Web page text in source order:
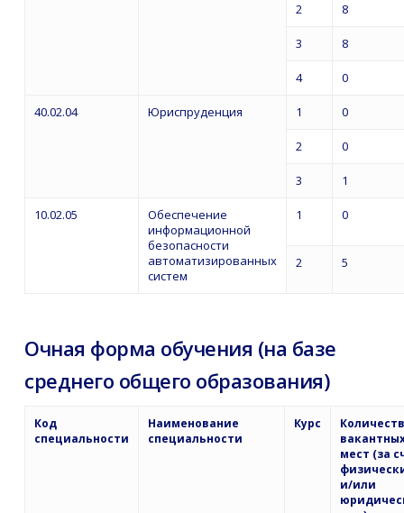
2 8
3 8
4 0
40.02.04 Юриспруденция 1 0
2 0
3 1
10.02.05
Обеспечение
информационной
безопасности
автоматизированных
систем
1 0
2 5
Очная форма обучения (на базе
среднего общего образования)
Код
специальности
Наименование
специальности
Курс
мест (за
и/или